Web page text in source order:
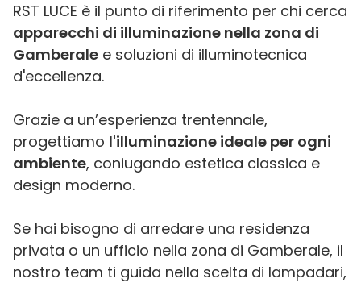
RST LUCE è il punto di riferimento per chi cerca
apparecchi di illuminazione nella zona di
Gamberale e soluzioni di illuminotecnica
d'eccellenza.
Grazie a un’esperienza trentennale,
progettiamo l'illuminazione ideale per ogni
ambiente, coniugando estetica classica e
design moderno.
Se hai bisogno di arredare una residenza
privata o un ufficio nella zona di Gamberale, il
nostro team ti guida nella scelta di lampadari,